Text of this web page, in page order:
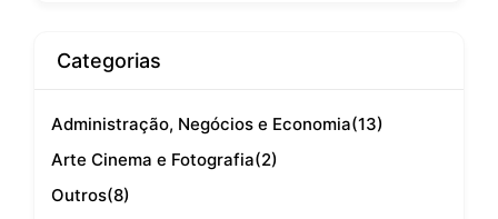
Categorias
Administração, Negócios e Economia(13)
Arte Cinema e Fotografia(2)
Outros(8)